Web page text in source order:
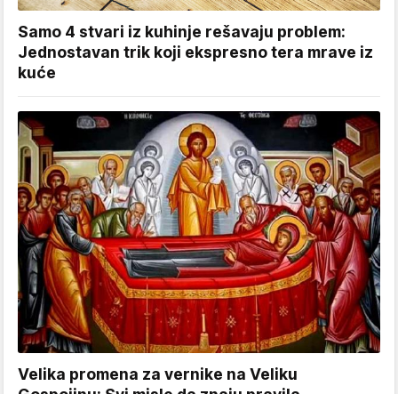
Samo 4 stvari iz kuhinje rešavaju problem:
Jednostavan trik koji ekspresno tera mrave iz
kuće
Velika promena za vernike na Veliku